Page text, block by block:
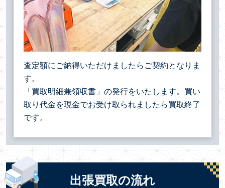
査定額にご納得いただけましたらご契約となりま
す。
「買取明細兼領収書」の発行をいたします。買い
取り代金を現金でお受け取られましたら買取終了
です。
出張買取の流れ